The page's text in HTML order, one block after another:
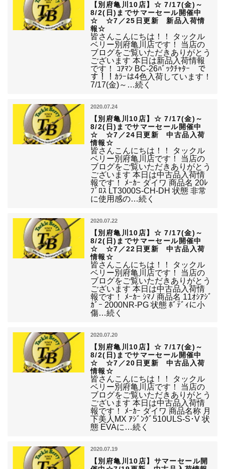
【別府亀川10店】☆ 7/17(金)～
8/2(日)までサマーセール開催中
☆ ☆7／25日更新 新品入荷情
報☆
皆さんこんにちは！！ タックル
ベリー別府亀川店です！ 当店の
ブログをご覧いただきありがとう
ございます 本日は新品入荷情報
です！ ｺｱﾏﾝ BC-26ﾊﾞｯｸﾁｬﾀｰ で
す！！ｶﾗｰは4色入荷しています！
7/17(金)～…続く
2020.07.24
【別府亀川10店】☆ 7/17(金)～
8/2(日)までサマーセール開催中
☆ ☆7／24日更新 中古品入荷
情報☆
皆さんこんにちは！！ タックル
ベリー別府亀川店です！ 当店の
ブログをご覧いただきありがとう
ございます 本日は中古品入荷情
報です！ ﾒｰｶｰ ダイワ 商品名 20ﾚ
ﾌﾞﾛｽ LT3000S-CH-DH 状態 非常
に使用感の…続く
2020.07.22
【別府亀川10店】☆ 7/17(金)～
8/2(日)までサマーセール開催中
☆ ☆7／22日更新 中古品入荷
情報☆
皆さんこんにちは！！ タックル
ベリー別府亀川店です！ 当店の
ブログをご覧いただきありがとう
ございます 本日は中古品入荷情
報です！ ﾒｰｶｰ ｼﾏﾉ 商品名 11ｵｼｱｼﾞ
ｶﾞｰ 2000NR-PG 状態 ﾎﾞﾃﾞｨに小
傷…続く
2020.07.20
【別府亀川10店】☆ 7/17(金)～
8/2(日)までサマーセール開催中
☆ ☆7／20日更新 中古品入荷
情報☆
皆さんこんにちは！！ タックル
ベリー別府亀川店です！ 当店の
ブログをご覧いただきありがとう
ございます 本日は中古品入荷情
報です！ ﾒｰｶｰ ダイワ 商品名称 月
下美人MX ｱｼﾞﾝｸﾞ510ULS-S･V 状
態 EVAに…続く
2020.07.19
【別府亀川10店】サマーセール開